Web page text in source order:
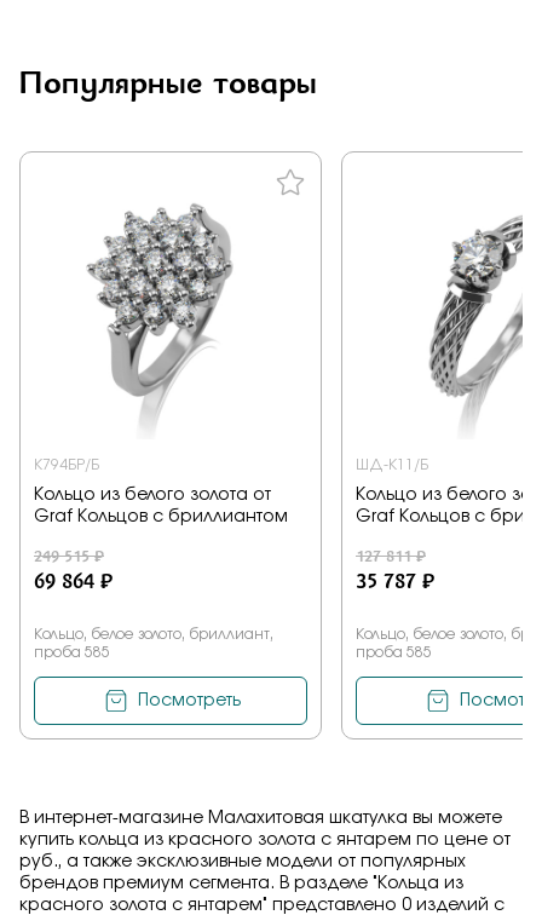
Популярные товары
К794БР/Б
Кольцо из белого золота от
Graf Кольцов с бриллиантом
249 515 ₽
69 864 ₽
Кольцо, белое золото, бриллиант,
проба 585
Посмотреть
ШД-К11/Б
Кольцо из белого
Graf Кольцов с
127 811 ₽
35 787 ₽
Кольцо, белое золото,
проба 585
В интернет-магазине Малахитовая шкатулка вы можете
купить кольца из красного золота с янтарем по цене от
руб., а также эксклюзивные модели от популярных
брендов премиум сегмента. В разделе "Кольца из
красного золота с янтарем" представлено 0 изделий с
Подтверждаю, что я ознакомлен и согласен с условиями
политики конфиденциальности
Отправить